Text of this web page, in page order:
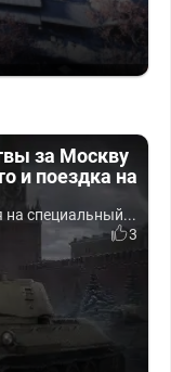
за Москву
и поездка на
на специальный...
3